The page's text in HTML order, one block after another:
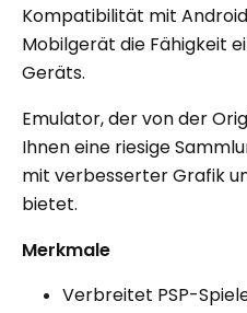
Kompatibilität mit
Mobilgerät die Fähigkeit
Geräts.
Emulator, der von der
Ihnen eine riesige
mit verbesserter Grafik
bietet.
Merkmale
Verbreitet PSP-